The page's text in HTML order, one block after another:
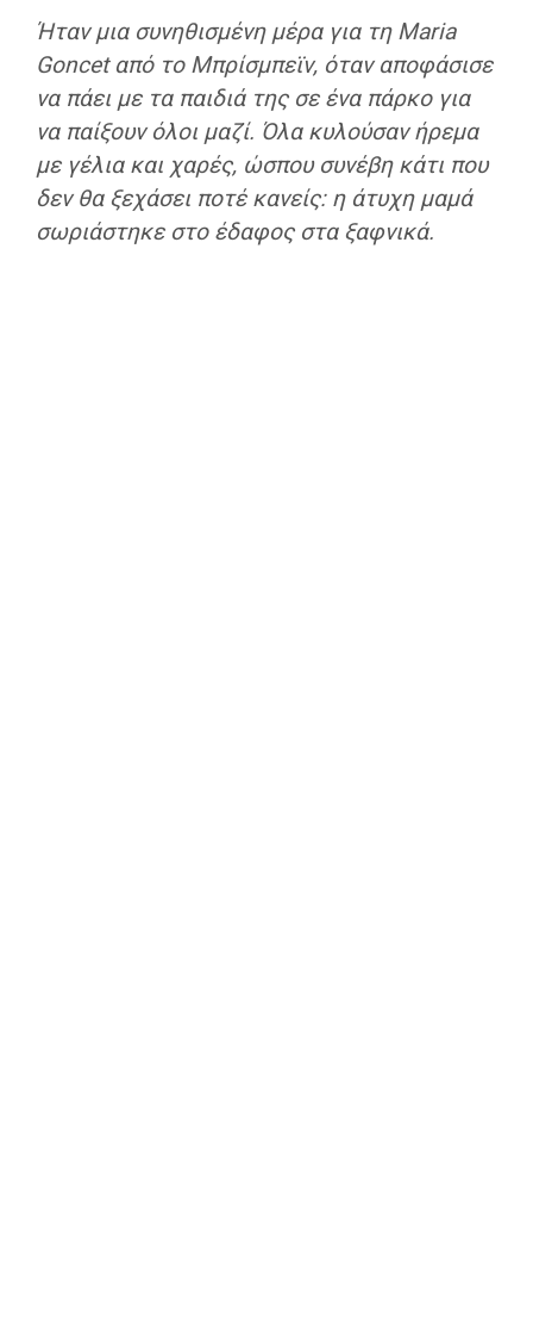
Ήταν μια συνηθισμένη μέρα για τη Maria
Goncet από το Μπρίσμπεϊν, όταν αποφάσισε
να πάει με τα παιδιά της σε ένα πάρκο για
να παίξουν όλοι μαζί. Όλα κυλούσαν ήρεμα
με γέλια και χαρές, ώσπου συνέβη κάτι που
δεν θα ξεχάσει ποτέ κανείς: η άτυχη μαμά
σωριάστηκε στο έδαφος στα ξαφνικά.